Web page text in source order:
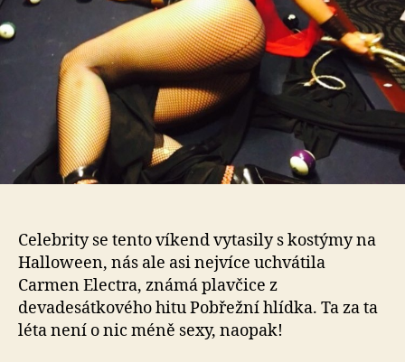
Celebrity se tento víkend vytasily s kostýmy na
Halloween, nás ale asi nejvíce uchvátila
Carmen Electra, známá plavčice z
devadesátkového hitu Pobřežní hlídka. Ta za ta
léta není o nic méně sexy, naopak!